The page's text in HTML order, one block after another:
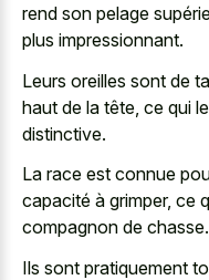
rend son pelage
plus impressionnant.
Leurs oreilles sont de
haut de la tête, ce qui
distinctive.
La race est connue
capacité à grimper, ce
compagnon de chasse.
Ils sont pratiquement